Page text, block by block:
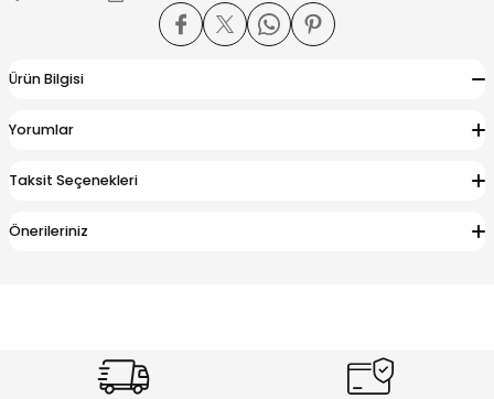
Ürün Bilgisi
Yorumlar
Taksit Seçenekleri
Önerileriniz